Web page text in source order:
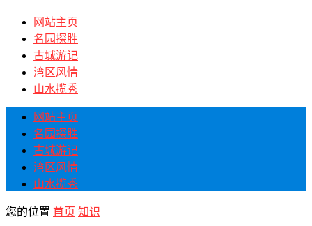
网站主页
名园探胜
古城游记
湾区风情
山水揽秀
网站主页
名园探胜
古城游记
湾区风情
山水揽秀
您的位置 首页 知识